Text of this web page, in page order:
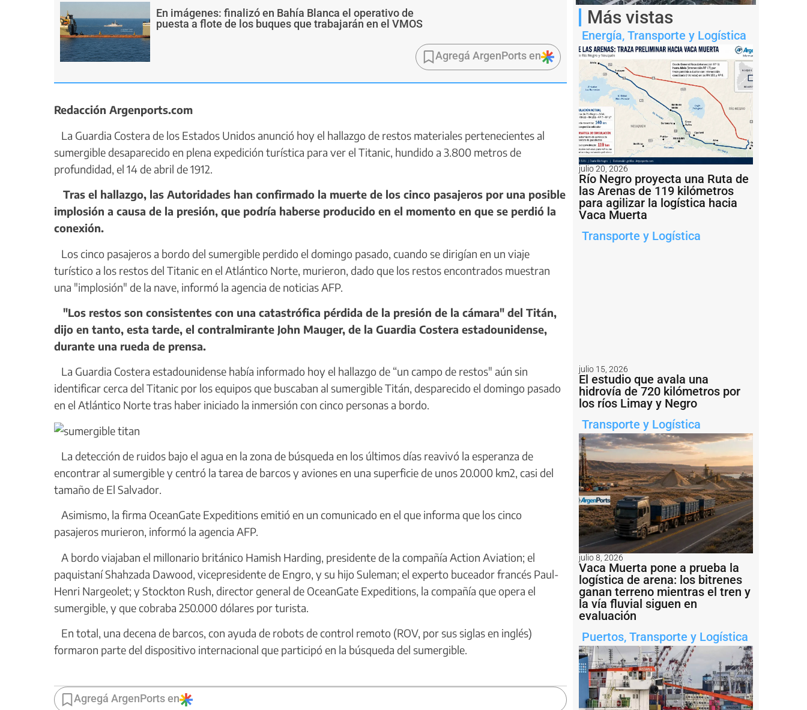
En imágenes: finalizó en Bahía Blanca el operativo de
puesta a flote de los buques que trabajarán en el VMOS
Agregá ArgenPorts en
Redacción Argenports.com
La Guardia Costera de los Estados Unidos anunció hoy el hallazgo de restos materiales pertenecientes al
sumergible desaparecido en plena expedición turística para ver el Titanic, hundido a 3.800 metros de
profundidad, el 14 de abril de 1912.
Tras el hallazgo, las Autoridades han confirmado la muerte de los cinco pasajeros por una posible
implosión a causa de la presión, que podría haberse producido en el momento en que se perdió la
conexión.
Los cinco pasajeros a bordo del sumergible perdido el domingo pasado, cuando se dirigían en un viaje
turístico a los restos del Titanic en el Atlántico Norte, murieron, dado que los restos encontrados muestran
una "implosión" de la nave, informó la agencia de noticias AFP.
"Los restos son consistentes con una catastrófica pérdida de la presión de la cámara" del Titán,
dijo en tanto, esta tarde, el contralmirante John Mauger, de la Guardia Costera estadounidense,
durante una rueda de prensa.
La Guardia Costera estadounidense había informado hoy el hallazgo de “un campo de restos" aún sin
identificar cerca del Titanic por los equipos que buscaban al sumergible Titán, desparecido el domingo pasado
en el Atlántico Norte tras haber iniciado la inmersión con cinco personas a bordo.
La detección de ruidos bajo el agua en la zona de búsqueda en los últimos días reavivó la esperanza de
encontrar al sumergible y centró la tarea de barcos y aviones en una superficie de unos 20.000 km2, casi del
tamaño de El Salvador.
Asimismo, la firma OceanGate Expeditions emitió en un comunicado en el que informa que los cinco
pasajeros murieron, informó la agencia AFP.
A bordo viajaban el millonario británico Hamish Harding, presidente de la compañía Action Aviation; el
paquistaní Shahzada Dawood, vicepresidente de Engro, y su hijo Suleman; el experto buceador francés Paul-
Henri Nargeolet; y Stockton Rush, director general de OceanGate Expeditions, la compañía que opera el
sumergible, y que cobraba 250.000 dólares por turista.
En total, una decena de barcos, con ayuda de robots de control remoto (ROV, por sus siglas en inglés)
formaron parte del dispositivo internacional que participó en la búsqueda del sumergible.
Agregá ArgenPorts en
Más vistas
Energía, Transporte y Logística
julio 20, 2026
Río Negro proyecta una Ruta de
las Arenas de 119 kilómetros
para agilizar la logística hacia
Vaca Muerta
Transporte y Logística
julio 15, 2026
El estudio que avala una
hidrovía de 720 kilómetros por
los ríos Limay y Negro
Transporte y Logística
julio 8, 2026
Vaca Muerta pone a prueba la
logística de arena: los bitrenes
ganan terreno mientras el tren y
la vía fluvial siguen en
evaluación
Puertos, Transporte y Logística